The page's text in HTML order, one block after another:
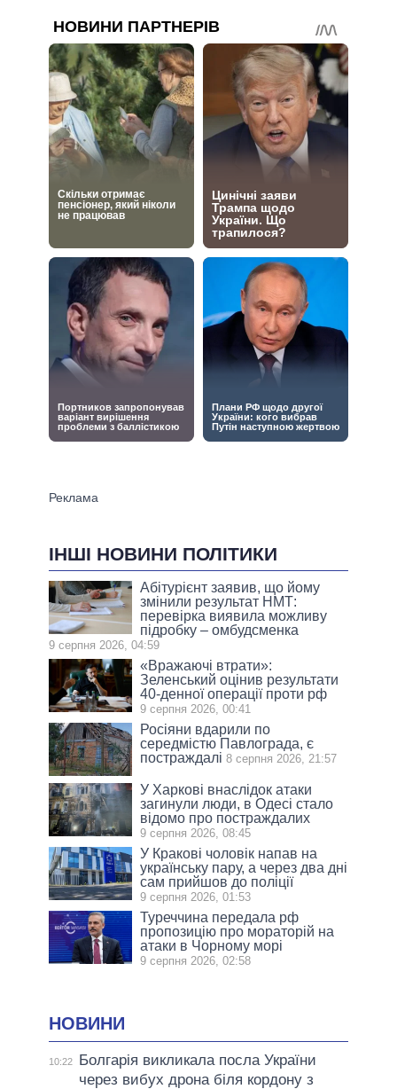
ІНШІ НОВИНИ ПОЛІТИКИ
Абітурієнт заявив, що йому
змінили результат НМТ:
перевірка виявила можливу
підробку – омбудсменка
9 серпня 2026, 04:59
«Вражаючі втрати»:
Зеленський оцінив результати
40-денної операції проти рф
9 серпня 2026, 00:41
Росіяни вдарили по
середмістю Павлограда, є
постраждалі 8 серпня 2026, 21:57
У Харкові внаслідок атаки
загинули люди, в Одесі стало
відомо про постраждалих
9 серпня 2026, 08:45
У Кракові чоловік напав на
українську пару, а через два дні
сам прийшов до поліції
9 серпня 2026, 01:53
Туреччина передала рф
пропозицію про мораторій на
атаки в Чорному морі
9 серпня 2026, 02:58
НОВИНИ
10:22
Болгарія викликала посла України
через вибух дрона біля кордону з